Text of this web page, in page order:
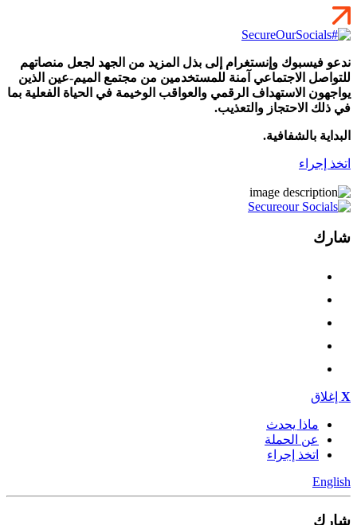
ندعو فيسبوك وإنستغرام إلى بذل المزيد من الجهد لجعل منصاتهم
للتواصل الاجتماعي آمنة للمستخدمين من مجتمع الميم-عين الذين
يواجهون الاستهداف الرقمي والعواقب الوخيمة في الحياة الفعلية بما
في ذلك الاحتجاز والتعذيب.
البداية بالشفافية.
اتخذ إجراء
شارك
X إغلاق
ماذا يحدث
عن الحملة
اتخذ إجراء
English
شارك